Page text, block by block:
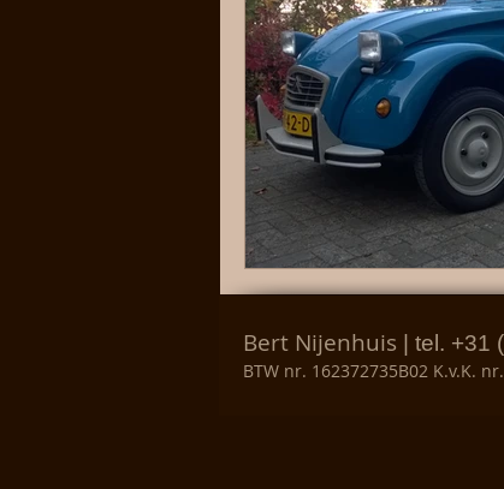
Bert Nijenhuis | tel. +31
BTW nr. 162372735B02 K.v.K.